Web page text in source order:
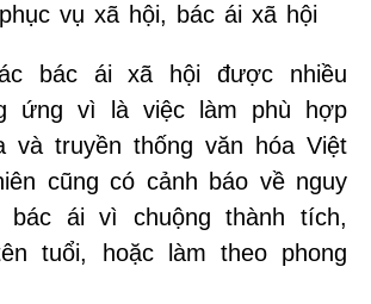
vụ xã hội, bác ái xã hội
bác ái xã hội được nhiều
ứng vì là việc làm phù hợp
và truyền thống văn hóa Việt
cũng có cảnh báo về nguy
ái vì chuộng thành tích,
tuổi, hoặc làm theo phong